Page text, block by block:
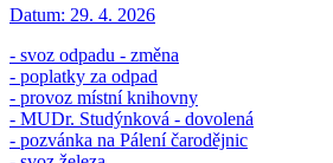
Datum: 29. 4. 2026
- svoz odpadu - změna
- poplatky za odpad
- provoz místní knihovny
- MUDr. Studýnková - dovolená
- pozvánka na Pálení čarodějnic